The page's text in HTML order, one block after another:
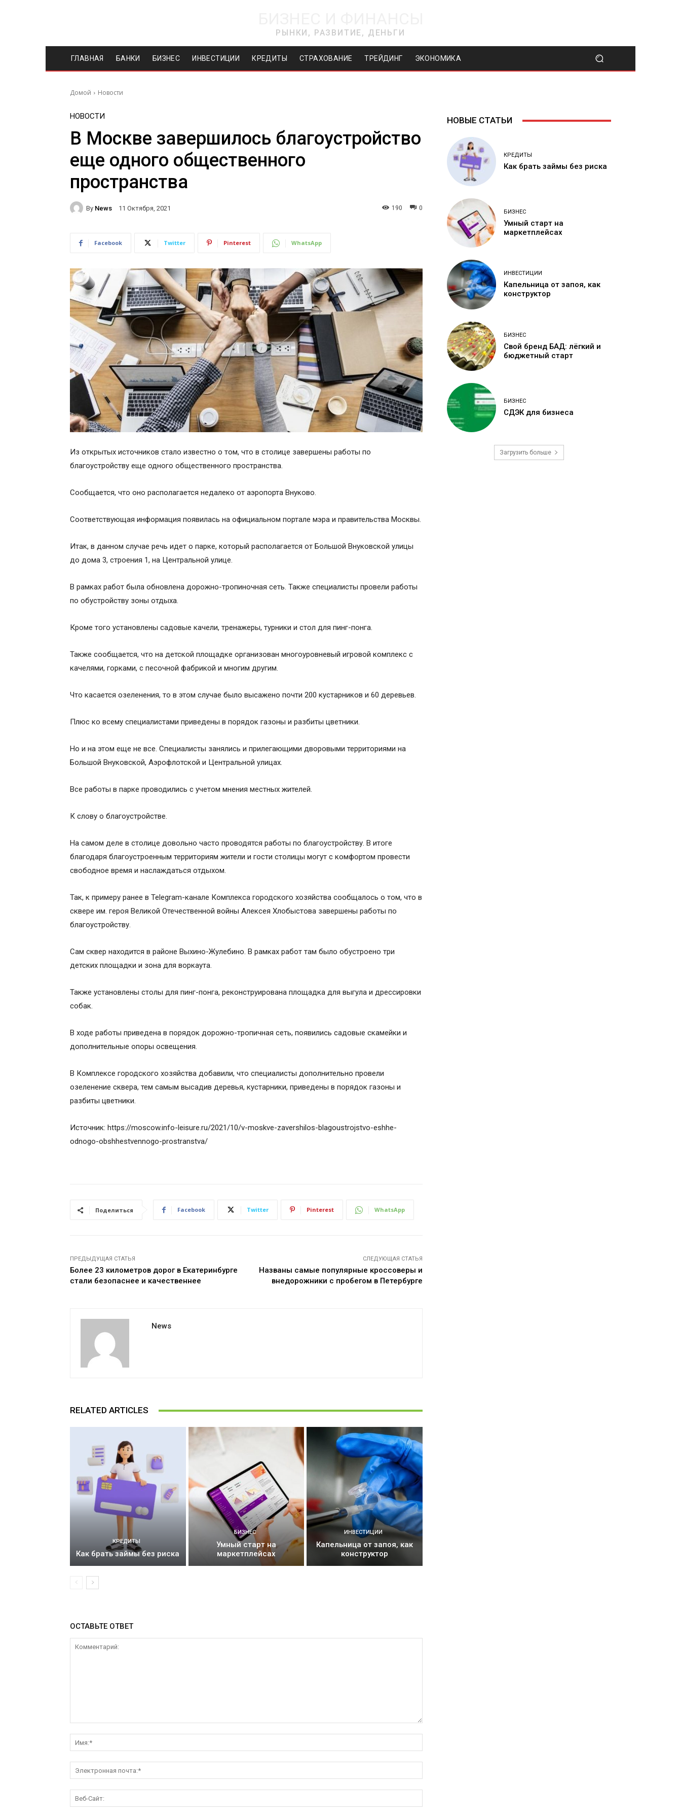
РЫНКИ, РАЗВИТИЕ, ДЕНЬГИ
ГЛАВНАЯ БАНКИ БИЗНЕС ИНВЕСТИЦИИ КРЕДИТЫ СТРАХОВАНИЕ ТРЕЙДИНГ ЭКОНОМИКА
Домой Новости
НОВОСТИ
В Москве завершилось благоустройство
еще одного общественного
пространства
By News 11 Октября, 2021 0
190
Facebook Twitter Pinterest WhatsApp
Из открытых источников стало известно о том, что в столице завершены работы по
благоустройству еще одного общественного пространства.
Сообщается, что оно располагается недалеко от аэропорта Внуково.
Соответствующая информация появилась на официальном портале мэра и правительства Москвы.
Итак, в данном случае речь идет о парке, который располагается от Большой Внуковской улицы
до дома 3, строения 1, на Центральной улице.
В рамках работ была обновлена дорожно-тропиночная сеть. Также специалисты провели работы
по обустройству зоны отдыха.
Кроме того установлены садовые качели, тренажеры, турники и стол для пинг-понга.
Также сообщается, что на детской площадке организован многоуровневый игровой комплекс с
качелями, горками, с песочной фабрикой и многим другим.
Что касается озеленения, то в этом случае было высажено почти 200 кустарников и 60 деревьев.
Плюс ко всему специалистами приведены в порядок газоны и разбиты цветники.
Но и на этом еще не все. Специалисты занялись и прилегающими дворовыми территориями на
Большой Внуковской, Аэрофлотской и Центральной улицах.
Все работы в парке проводились с учетом мнения местных жителей.
К слову о благоустройстве.
На самом деле в столице довольно часто проводятся работы по благоустройству. В итоге
благодаря благоустроенным территориям жители и гости столицы могут с комфортом провести
свободное время и наслаждаться отдыхом.
Так, к примеру ранее в Telegram-канале Комплекса городского хозяйства сообщалось о том, что в
сквере им. героя Великой Отечественной войны Алексея Хлобыстова завершены работы по
благоустройству.
Сам сквер находится в районе Выхино-Жулебино. В рамках работ там было обустроено три
детских площадки и зона для воркаута.
Также установлены столы для пинг-понга, реконструирована площадка для выгула и дрессировки
собак.
В ходе работы приведена в порядок дорожно-тропичная сеть, появились садовые скамейки и
дополнительные опоры освещения.
В Комплексе городского хозяйства добавили, что специалисты дополнительно провели
озеленение сквера, тем самым высадив деревья, кустарники, приведены в порядок газоны и
разбиты цветники.
Источник: https://moscow.info-leisure.ru/2021/10/v-moskve-zavershilos-blagoustrojstvo-eshhe-
odnogo-obshhestvennogo-prostranstva/
Поделиться Facebook Twitter Pinterest WhatsApp
ПРЕДЫДУЩАЯ СТАТЬЯ
Более 23 километров дорог в Екатеринбурге
стали безопаснее и качественнее
СЛЕДУЮЩАЯ СТАТЬЯ
Названы самые популярные кроссоверы и
внедорожники с пробегом в Петербурге
News
RELATED ARTICLES
КРЕДИТЫ
Как брать займы без риска
БИЗНЕС
Умный старт на
маркетплейсах
ИНВЕСТИЦИИ
Капельница от запоя, как
конструктор
ОСТАВЬТЕ ОТВЕТ
почта:*
Сайт:
НОВЫЕ СТАТЬИ
КРЕДИТЫ
Как брать займы без риска
БИЗНЕС
Умный старт на
маркетплейсах
ИНВЕСТИЦИИ
Капельница от запоя, как
конструктор
БИЗНЕС
Свой бренд БАД: лёгкий и
бюджетный старт
БИЗНЕС
СДЭК для бизнеса
Загрузить больше